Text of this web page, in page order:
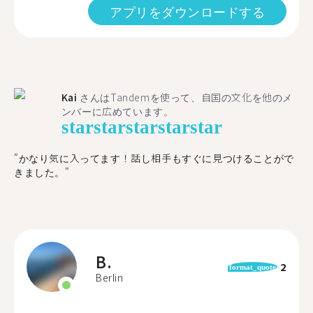
アプリをダウンロードする
Kai さんはTandemを使って、自国の文化を他のメ
ンバーに広めています。
starstarstarstarstar
"かなり気に入ってます！話し相手もすぐに見つけることがで
きました。"
B.
Berlin
format_quote 2